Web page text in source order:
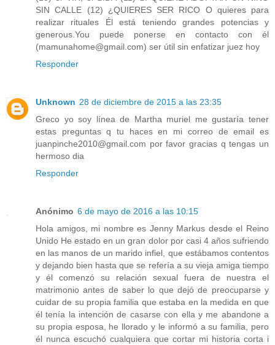
SIN CALLE (12) ¿QUIERES SER RICO O quieres para
realizar rituales Él está teniendo grandes potencias y
generous.You puede ponerse en contacto con él
(mamunahome@gmail.com) ser útil sin enfatizar juez hoy
Responder
Unknown 28 de diciembre de 2015 a las 23:35
Greco yo soy línea de Martha muriel me gustaría tener
estas preguntas q tu haces en mi correo de email es
juanpinche2010@gmail.com por favor gracias q tengas un
hermoso dia
Responder
Anónimo 6 de mayo de 2016 a las 10:15
Hola amigos, mi nombre es Jenny Markus desde el Reino
Unido He estado en un gran dolor por casi 4 años sufriendo
en las manos de un marido infiel, que estábamos contentos
y dejando bien hasta que se refería a su vieja amiga tiempo
y él comenzó su relación sexual fuera de nuestra el
matrimonio antes de saber lo que dejó de preocuparse y
cuidar de su propia familia que estaba en la medida en que
él tenía la intención de casarse con ella y me abandone a
su propia esposa, he llorado y le informó a su familia, pero
él nunca escuchó cualquiera que cortar mi historia corta i